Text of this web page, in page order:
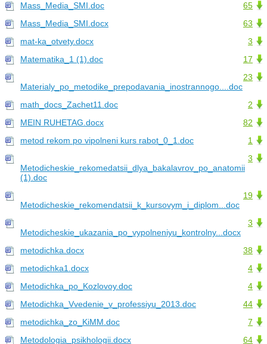
65
Mass_Media_SMI.doc
63
Mass_Media_SMI.docx
3
mat-ka_otvety.docx
17
Matematika_1 (1).doc
23
Materialy_po_metodike_prepodavania_inostrannogo....doc
2
math_docs_Zachet11.doc
82
MEIN RUHETAG.docx
1
metod rekom po vipolneni kurs rabot_0_1.doc
3
Metodicheskie_rekomedatsii_dlya_bakalavrov_po_anatomii
(1).doc
19
Metodicheskie_rekomendatsii_k_kursovym_i_diplom...doc
3
Metodicheskie_ukazania_po_vypolneniyu_kontrolny...docx
38
metodichka.docx
4
metodichka1.docx
4
Metodichka_po_Kozlovoy.doc
44
Metodichka_Vvedenie_v_professiyu_2013.doc
7
metodichka_zo_KiMM.doc
64
Metodologia_psikhologii.docx